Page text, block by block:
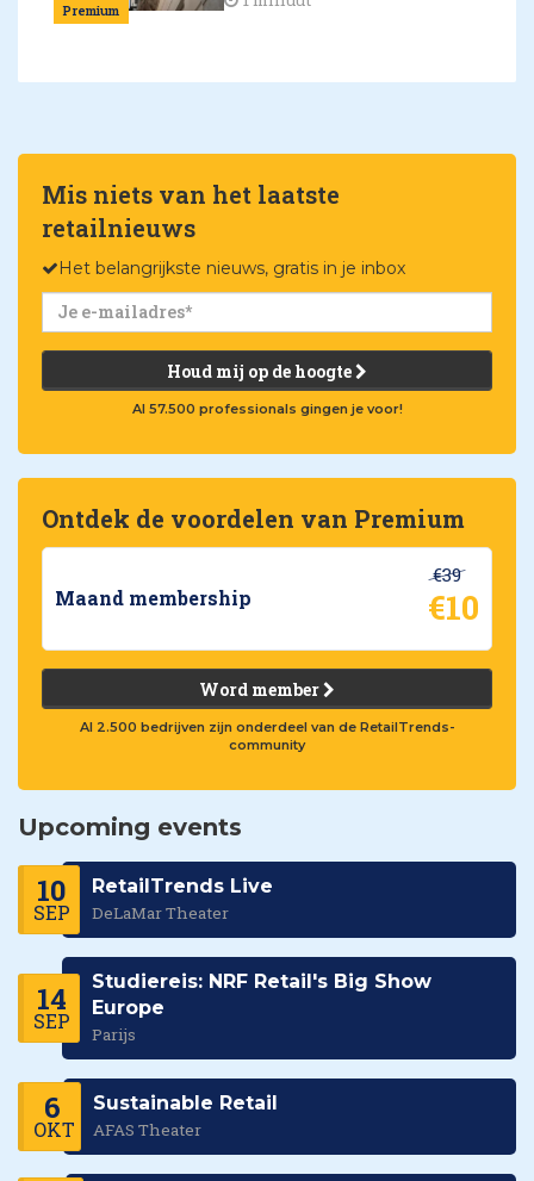
Premium
Mis niets van het laatste
retailnieuws
Het belangrijkste nieuws, gratis in je inbox
Houd mij op de hoogte
Al 57.500 professionals gingen je voor!
Ontdek de voordelen van Premium
Maand membership
€39
€10
Word member
Al 2.500 bedrijven zijn onderdeel van de RetailTrends-
community
Upcoming events
10
SEP
RetailTrends Live
DeLaMar Theater
14
SEP
Studiereis: NRF Retail's Big Show
Europe
Parijs
6
OKT
Sustainable Retail
AFAS Theater